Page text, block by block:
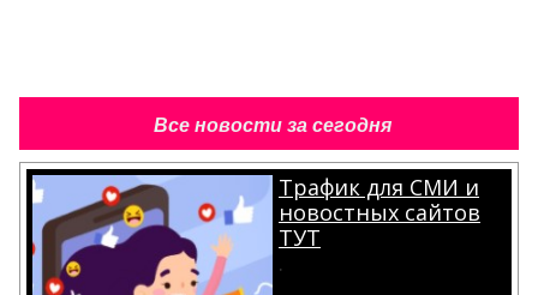
Все новости за сегодня
Трафик для СМИ и
новостных сайтов
ТУТ
.